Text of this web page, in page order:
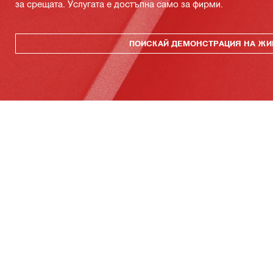
за срещата. Услугата е достъпна само за фирми.
ПОИСКАЙ ДЕМОНСТРАЦИЯ НА